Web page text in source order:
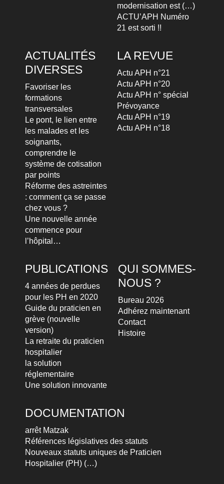
modernisation est (…)
ACTU’APH Numéro
21 est sorti !!
ACTUALITÉS
DIVERSES
Favoriser les
formations
transversales
Le pont, le lien entre
les malades et les
soignants,
comprendre le
système de cotisation
par points
Réforme des astreintes
: comment ça se passe
chez vous ?
Une nouvelle année
commence pour
l’hôpital…
LA REVUE
Actu APH n°21
Actu APH n°20
Actu APH n° spécial
Prévoyance
Actu APH n°19
Actu APH n°18
PUBLICATIONS
4 années de perdues
pour les PH en 2020
Guide du praticien en
grève (nouvelle
version)
La retraite du praticien
hospitalier
la solution
réglementaire
Une solution innovante
QUI SOMMES-
NOUS ?
Bureau 2026
Adhérez maintenant
Contact
Histoire
DOCUMENTATION
arrêt Matzak
Références législatives des statuts
Nouveaux statuts uniques de Praticien
Hospitalier (PH) (…)